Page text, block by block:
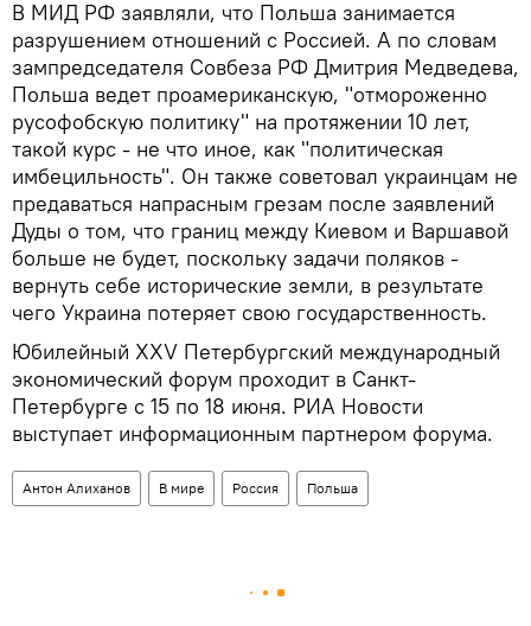
В МИД РФ заявляли, что Польша занимается
разрушением отношений с Россией. А по словам
зампредседателя Совбеза РФ Дмитрия Медведева,
Польша ведет проамериканскую, "отмороженно
русофобскую политику" на протяжении 10 лет,
такой курс - не что иное, как "политическая
имбецильность". Он также советовал украинцам не
предаваться напрасным грезам после заявлений
Дуды о том, что границ между Киевом и Варшавой
больше не будет, поскольку задачи поляков -
вернуть себе исторические земли, в результате
чего Украина потеряет свою государственность.
Юбилейный XXV Петербургский международный
экономический форум проходит в Санкт-
Петербурге с 15 по 18 июня. РИА Новости
выступает информационным партнером форума.
Антон Алиханов В мире Россия Польша